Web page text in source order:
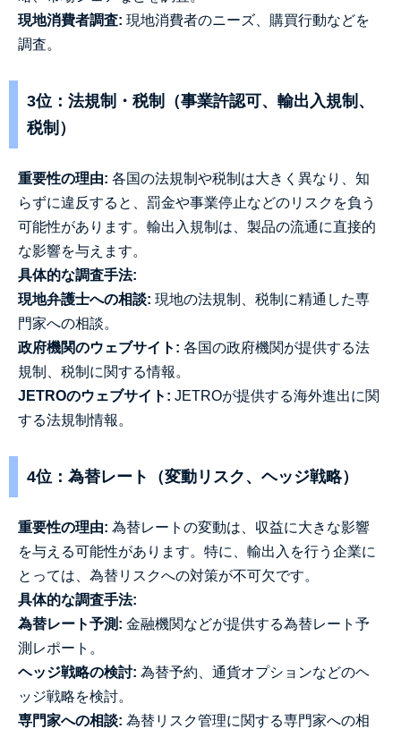
現地消費者調査: 現地消費者のニーズ、購買行動などを
調査。
3位：法規制・税制（事業許認可、輸出入規制、
税制）
重要性の理由: 各国の法規制や税制は大きく異なり、知
らずに違反すると、罰金や事業停止などのリスクを負う
可能性があります。輸出入規制は、製品の流通に直接的
な影響を与えます。
具体的な調査手法:
現地弁護士への相談: 現地の法規制、税制に精通した専
門家への相談。
政府機関のウェブサイト: 各国の政府機関が提供する法
規制、税制に関する情報。
JETROのウェブサイト: JETROが提供する海外進出に関
する法規制情報。
4位：為替レート（変動リスク、ヘッジ戦略）
重要性の理由: 為替レートの変動は、収益に大きな影響
を与える可能性があります。特に、輸出入を行う企業に
とっては、為替リスクへの対策が不可欠です。
具体的な調査手法:
為替レート予測: 金融機関などが提供する為替レート予
測レポート。
ヘッジ戦略の検討: 為替予約、通貨オプションなどのヘ
ッジ戦略を検討。
専門家への相談: 為替リスク管理に関する専門家への相